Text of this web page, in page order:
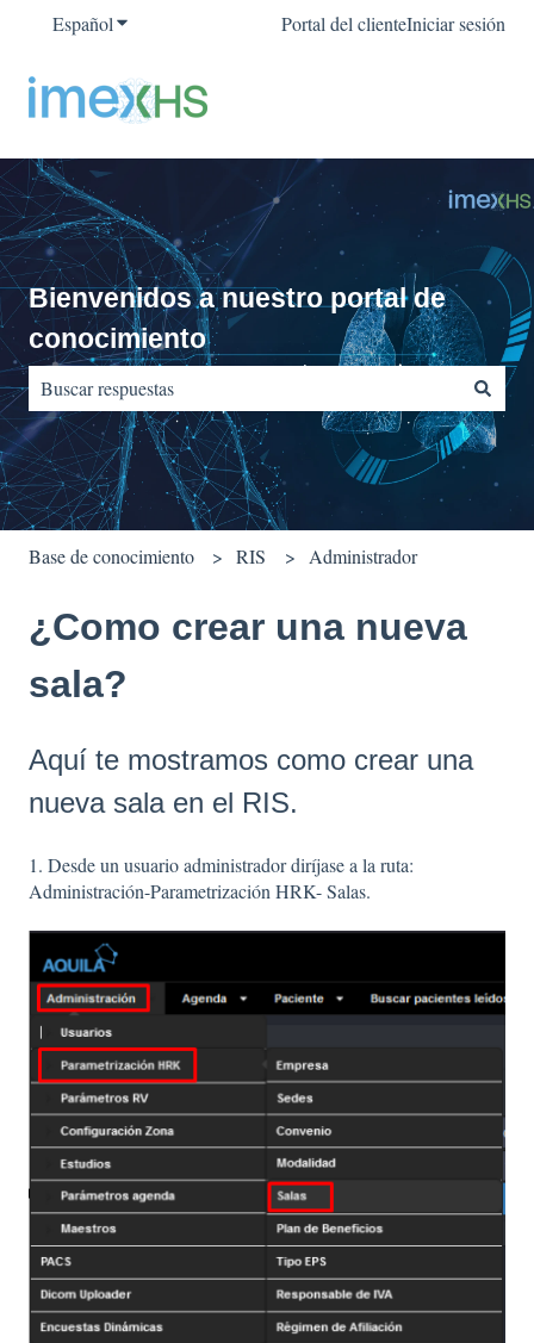
EspañolTraducciones de Mostrar submenú de
Portal del clienteIniciar sesión
Bienvenidos a nuestro portal de
conocimiento
No hay sugerencias porque el campo de búsqueda está vacío.
Base de conocimiento RIS Administrador
¿Como crear una nueva
sala?
Aquí te mostramos como crear una
nueva sala en el RIS.
1. Desde un usuario administrador diríjase a la ruta:
Administración-Parametrización HRK- Salas.